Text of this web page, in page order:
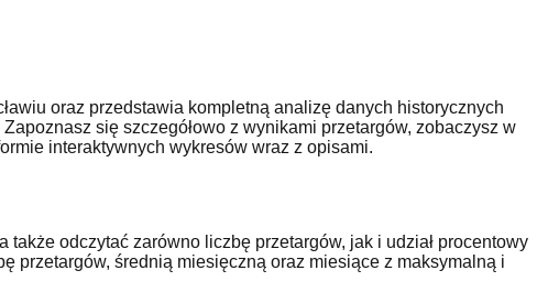
oraz przedstawia kompletną analizę danych historycznych
się szczegółowo z wynikami przetargów, zobaczysz w
interaktywnych wykresów wraz z opisami.
odczytać zarówno liczbę przetargów, jak i udział procentowy
przetargów, średnią miesięczną oraz miesiące z maksymalną i